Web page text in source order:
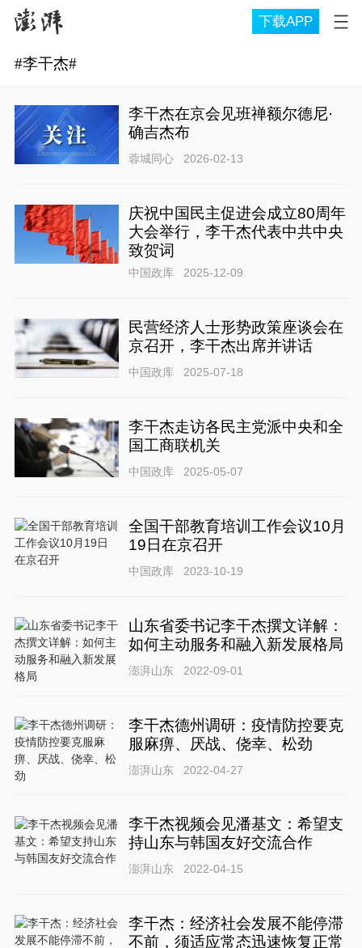
下载APP
#李干杰#
李干杰在京会见班禅额尔德尼·
确吉杰布
蓉城同心 2026-02-13
庆祝中国民主促进会成立80周年
大会举行，李干杰代表中共中央
致贺词
中国政库 2025-12-09
民营经济人士形势政策座谈会在
京召开，李干杰出席并讲话
中国政库 2025-07-18
李干杰走访各民主党派中央和全
国工商联机关
中国政库 2025-05-07
全国干部教育培训工作会议10月
19日在京召开
中国政库 2023-10-19
山东省委书记李干杰撰文详解：
如何主动服务和融入新发展格局
澎湃山东 2022-09-01
李干杰德州调研：疫情防控要克
服麻痹、厌战、侥幸、松劲
澎湃山东 2022-04-27
李干杰视频会见潘基文：希望支
持山东与韩国友好交流合作
澎湃山东 2022-04-15
李干杰：经济社会发展不能停滞
不前，须适应常态迅速恢复正常